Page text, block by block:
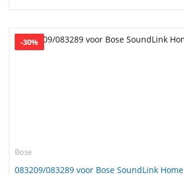
-30%
Bose
083209/083289 voor Bose SoundLink Home